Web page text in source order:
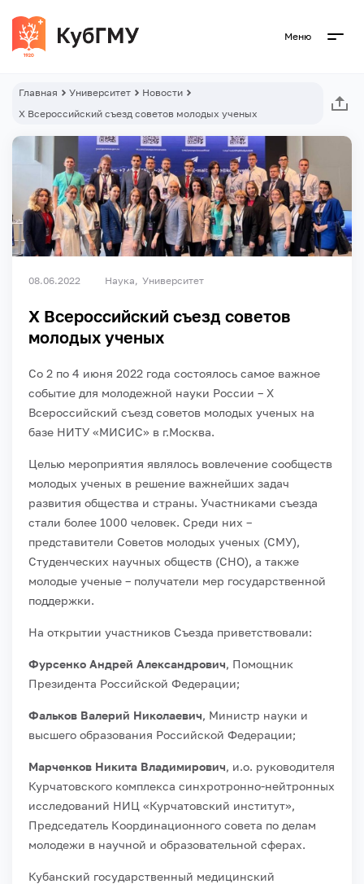
Меню
Главная Университет
Новости
X Всероссийский съезд советов молодых ученых
08.06.2022 Наука Университет
X Всероссийский съезд советов
молодых ученых
Со 2 по 4 июня 2022 года состоялось самое важное
событие для молодежной науки России – X
Всероссийский съезд советов молодых ученых на
базе НИТУ «МИСИС» в г.Москва.
Целью мероприятия являлось вовлечение сообществ
молодых ученых в решение важнейших задач
развития общества и страны. Участниками съезда
стали более 1000 человек. Среди них –
представители Советов молодых ученых (СМУ),
Студенческих научных обществ (СНО), а также
молодые ученые – получатели мер государственной
поддержки.
На открытии участников Съезда приветствовали:
Фурсенко Андрей Александрович, Помощник
Президента Российской Федерации;
Фальков Валерий Николаевич, Министр науки и
высшего образования Российской Федерации;
Марченков Никита Владимирович, и.о. руководителя
Курчатовского комплекса синхротронно-нейтронных
исследований НИЦ «Курчатовский институт»,
Председатель Координационного совета по делам
молодежи в научной и образовательной сферах.
Кубанский государственный медицинский